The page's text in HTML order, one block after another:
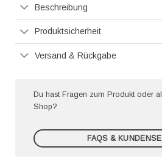
Beschreibung
Produktsicherheit
Versand & Rückgabe
Du hast Fragen zum Produkt oder
Shop?
FAQS &